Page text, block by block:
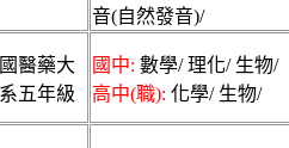
音(自然發音)/
醫藥大
五年級
國中: 數學/ 理化/ 生物/
高中(職): 化學/ 生物/